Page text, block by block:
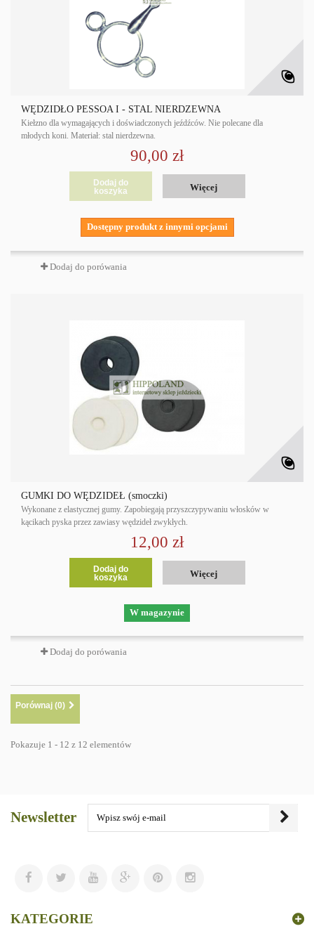
WĘDZIDŁO PESSOA I - STAL NIERDZEWNA
Kiełzno dla wymagających i doświadczonych jeźdźców. Nie polecane dla
młodych koni. Materiał: stal nierdzewna.
90,00 zł
Dodaj do
koszyka
Więcej
Dostępny produkt z innymi opcjami
Dodaj do porówania
GUMKI DO WĘDZIDEŁ (smoczki)
Wykonane z elastycznej gumy. Zapobiegają przyszczypywaniu włosków w
kącikach pyska przez zawiasy wędzideł zwykłych.
12,00 zł
Dodaj do
koszyka
Więcej
W magazynie
Dodaj do porówania
Porównaj (0)
Pokazuje 1 - 12 z 12 elementów
Newsletter
KATEGORIE